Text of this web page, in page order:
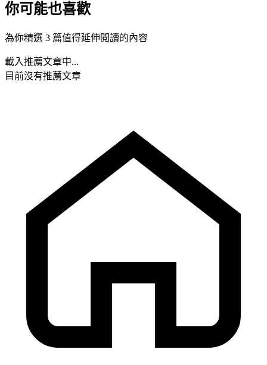
你可能也喜歡
為你精選 3 篇值得延伸閱讀的內容
載入推薦文章中...
目前沒有推薦文章